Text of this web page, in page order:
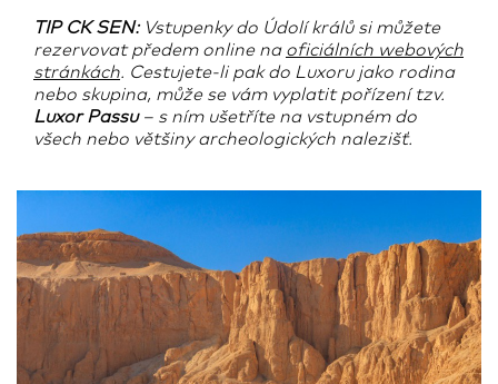
TIP CK SEN:Vstupenky do Údolí králů si můžete
rezervovat předem online na oficiálních webových
stránkách. Cestujete-li pak do Luxoru jako rodina
nebo skupina, může se vám vyplatit pořízení tzv.
Luxor Passu– s ním ušetříte na vstupném do
všech nebo většiny archeologických nalezišť.